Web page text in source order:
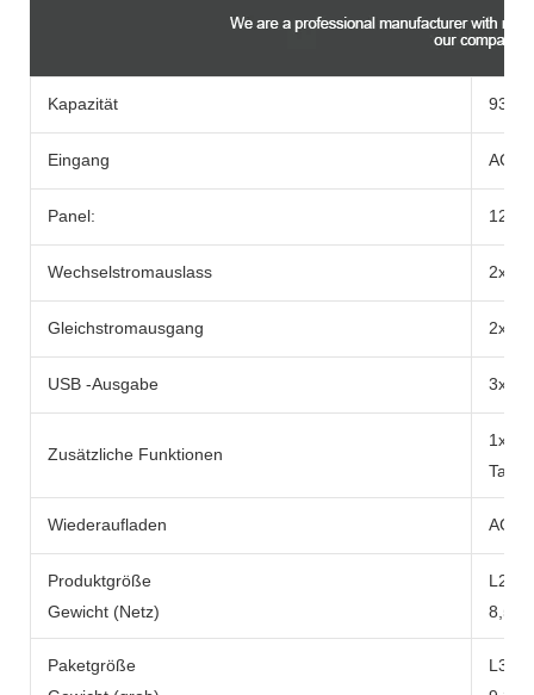
Kapazität
Eingang AC-
Panel: 12-
Wechselstromauslass 2x
Gleichstromausgang 2x
USB -Ausgabe 3x
Zusätzliche Funktionen
1x
Wiederaufladen AC -
Produktgröße
Gewicht (Netz)
8,5
Paketgröße